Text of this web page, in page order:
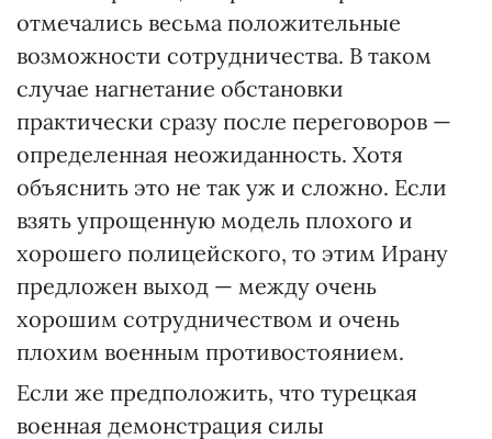
отмечались весьма положительные
возможности сотрудничества. В таком
случае нагнетание обстановки
практически сразу после переговоров —
определенная неожиданность. Хотя
объяснить это не так уж и сложно. Если
взять упрощенную модель плохого и
хорошего полицейского, то этим Ирану
предложен выход — между очень
хорошим сотрудничеством и очень
плохим военным противостоянием.
Если же предположить, что турецкая
военная демонстрация силы